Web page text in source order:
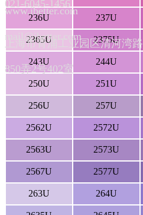
236U 237U
2365U 2375U
243U 244U
250U 251U
256U 257U
2562U 2572U
2563U 2573U
2567U 2577U
263U 264U
021-6045-1456
www.ibetter.com
mail@ibetter.com
上海市青浦工业园区清河湾路
850弄2号402室